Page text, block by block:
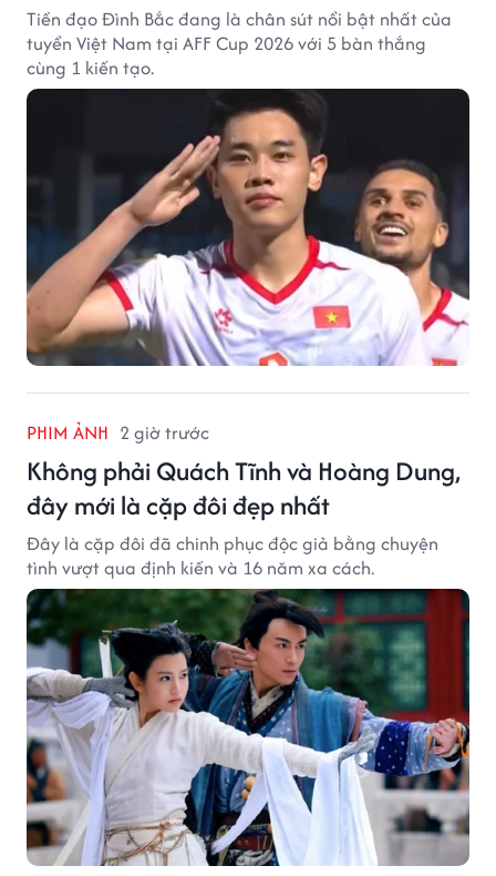
Tiền đạo Đình Bắc đang là chân sút nổi bật nhất của
tuyển Việt Nam tại AFF Cup 2026 với 5 bàn thắng
cùng 1 kiến tạo.
PHIM ẢNH 2 giờ trước
Không phải Quách Tĩnh và Hoàng Dung,
đây mới là cặp đôi đẹp nhất
Đây là cặp đôi đã chinh phục độc giả bằng chuyện
tình vượt qua định kiến và 16 năm xa cách.